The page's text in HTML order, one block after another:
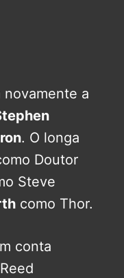
novamente a
. O longa
Doutor
Steve
como Thor.
conta